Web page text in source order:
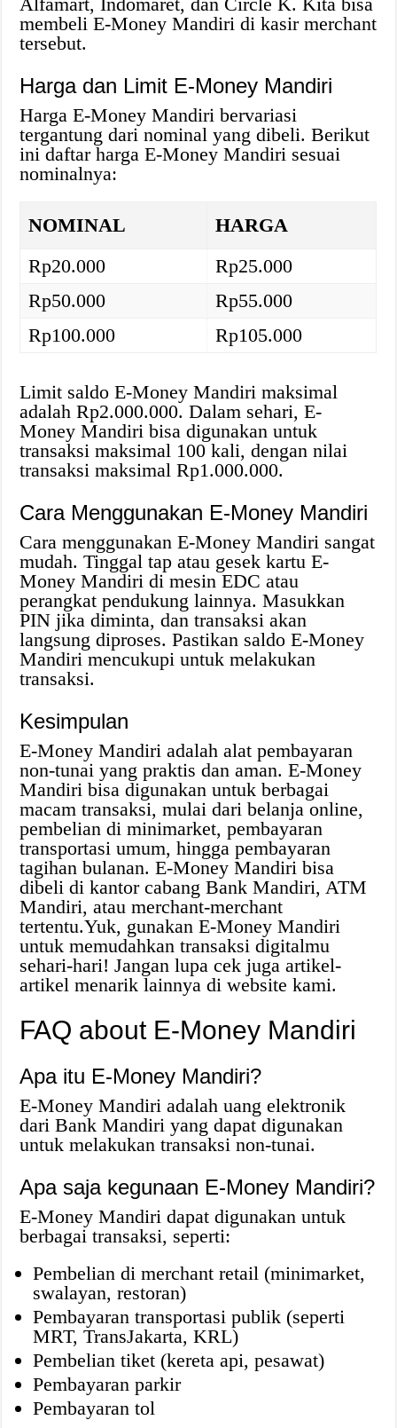
membeli E-Money Mandiri di kasir merchant
tersebut.
Harga dan Limit E-Money Mandiri
Harga E-Money Mandiri bervariasi
tergantung dari nominal yang dibeli. Berikut
ini daftar harga E-Money Mandiri sesuai
nominalnya:
NOMINAL
HARGA
Rp20.000
Rp25.000
Rp50.000
Rp55.000
Rp100.000
Rp105.000
Limit saldo E-Money Mandiri maksimal
adalah Rp2.000.000. Dalam sehari, E-
Money Mandiri bisa digunakan untuk
transaksi maksimal 100 kali, dengan nilai
transaksi maksimal Rp1.000.000.
Cara Menggunakan E-Money Mandiri
Cara menggunakan E-Money Mandiri sangat
mudah. Tinggal tap atau gesek kartu E-
Money Mandiri di mesin EDC atau
perangkat pendukung lainnya. Masukkan
PIN jika diminta, dan transaksi akan
langsung diproses. Pastikan saldo E-Money
Mandiri mencukupi untuk melakukan
transaksi.
Kesimpulan
E-Money Mandiri adalah alat pembayaran
non-tunai yang praktis dan aman. E-Money
Mandiri bisa digunakan untuk berbagai
macam transaksi, mulai dari belanja online,
pembelian di minimarket, pembayaran
transportasi umum, hingga pembayaran
tagihan bulanan. E-Money Mandiri bisa
dibeli di kantor cabang Bank Mandiri, ATM
Mandiri, atau merchant-merchant
tertentu.Yuk, gunakan E-Money Mandiri
untuk memudahkan transaksi digitalmu
sehari-hari! Jangan lupa cek juga artikel-
artikel menarik lainnya di website kami.
FAQ about E-Money Mandiri
Apa itu E-Money Mandiri?
E-Money Mandiri adalah uang elektronik
dari Bank Mandiri yang dapat digunakan
untuk melakukan transaksi non-tunai.
Apa saja kegunaan E-Money Mandiri?
E-Money Mandiri dapat digunakan untuk
berbagai transaksi, seperti:
Pembelian di merchant retail (minimarket,
swalayan, restoran)
Pembayaran transportasi publik (seperti
MRT, TransJakarta, KRL)
Pembelian tiket (kereta api, pesawat)
Pembayaran parkir
Pembayaran tol